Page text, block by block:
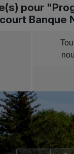
pour
Banque
Trier par
Tennis